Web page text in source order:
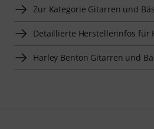
Zur Kategorie Gitarren und
Detaillierte Herstellerinfos für
Harley Benton Gitarren und